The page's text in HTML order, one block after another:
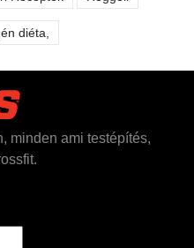
diéta,
minden ami testépítés,